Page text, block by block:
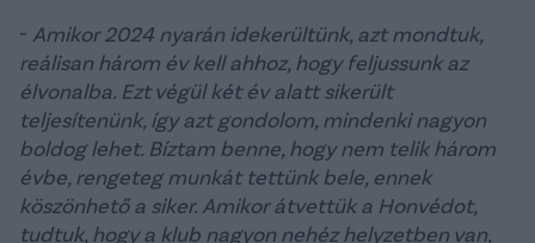
- Amikor 2024 nyarán idekerültünk, azt mondtuk,
reálisan három év kell ahhoz, hogy feljussunk az
élvonalba. Ezt végül két év alatt sikerült
teljesítenünk, így azt gondolom, mindenki nagyon
boldog lehet. Bíztam benne, hogy nem telik három
évbe, rengeteg munkát tettünk bele, ennek
köszönhető a siker. Amikor átvettük a Honvédot,
tudtuk, hogy a klub nagyon nehéz helyzetben van,